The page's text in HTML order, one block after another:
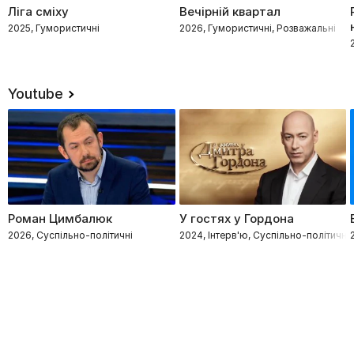
Ліга сміху
2025, Гумористичні
Вечірній квартал
2026, Гумористичні, Розважальні
Youtube
Роман Цимбалюк
2026, Суспільно-політичні
У гостях у Гордона
2024, Інтерв'ю, Суспільно-політичні